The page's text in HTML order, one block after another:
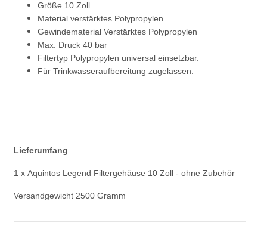
Größe 10 Zoll
Material verstärktes Polypropylen
Gewindematerial Verstärktes Polypropylen
Max. Druck 40 bar
Filtertyp Polypropylen universal einsetzbar.
Für Trinkwasseraufbereitung zugelassen.
Lieferumfang
1 x Aquintos Legend Filtergehäuse 10 Zoll - ohne Zubehör
Versandgewicht 2500 Gramm